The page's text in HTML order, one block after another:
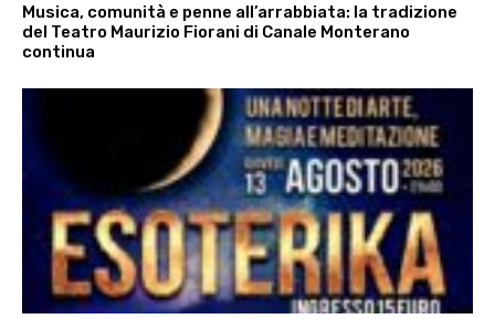
Musica, comunità e penne all’arrabbiata: la tradizione
del Teatro Maurizio Fiorani di Canale Monterano
continua